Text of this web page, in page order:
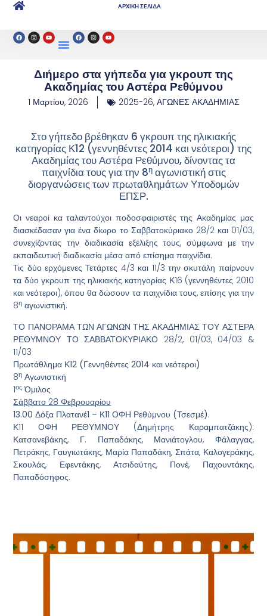
ΑΡΧΙΚΗ ΣΕΛΙΔΑ
Διήμερο στα γήπεδα για γκρουπ της
Ακαδημίας του Αστέρα Ρεθύμνου
1 Μαρτίου, 2026 2025-26, ΑΓΩΝΕΣ ΑΚΑΔΗΜΙΑΣ
Στο γήπεδο βρέθηκαν 6 γκρουπ της ηλικιακής
κατηγορίας Κ12 (γεννηθέντες 2014 και νεότεροι) της
Ακαδημίας του Αστέρα Ρεθύμνου, δίνοντας τα
παιχνίδια τους για την 8ηαγωνιστική στις
διοργανώσεις των πρωταθλημάτων Υποδομών
ΕΠΣΡ.
Οι νεαροί κα ταλαντούχοι ποδοσφαιριστές της Ακαδημίας μας
διασκέδασαν για ένα δίωρο το Σαββατοκύριακο 28/2 και 01/03,
συνεχίζοντας την διαδικασία εξέλιξης τους, σύμφωνα με την
εκπαιδευτική διαδικασία μέσα από επίσημα παιχνίδια.
Τις δύο ερχόμενες Τετάρτες 4/3 και 11/3 την σκυτάλη παίρνουν
τα δύο γκρουπ της ηλικιακής κατηγορίας Κ16 (γεννηθέντες 2010
και νεότεροι), όπου θα δώσουν τα παιχνίδια τους, επίσης για την
8η αγωνιστική.
ΤΟ ΠΑΝΟΡΑΜΑ ΤΩΝ ΑΓΩΝΩΝ ΤΗΣ ΑΚΑΔΗΜΙΑΣ ΤΟΥ ΑΣΤΕΡΑ
ΡΕΘΥΜΝΟΥ ΤΟ ΣΑΒΒΑΤΟΚΥΡΙΑΚΟ 28/2, 01/03, 04/03 &
11/03
Πρωτάθλημα Κ12 (Γεννηθέντες 2014 και νεότεροι)
8η Αγωνιστική
1ος Όμιλος
Σάββατο 28 Φεβρουαρίου
13.00 Δόξα Πλατανέ1 – Κ11 ΟΦΗ Ρεθύμνου (Τσεσμέ).
Κ11 ΟΦΗ ΡΕΘΥΜΝΟΥ (Δημήτρης Καραμπατζάκης):
Κατσανεβάκης, Γ. Παπαδάκης, Μανιάτογλου, Φάλαγγας,
Πετράκης, Γαυγιωτάκης, Μαρία Παπαδάκη, Σπάτα, Καλογεράκης,
Σκουλάς, Εφεντάκης, Ατσιδαύτης, Πονέ, Παχουντάκης,
Παπαδόσηφος.